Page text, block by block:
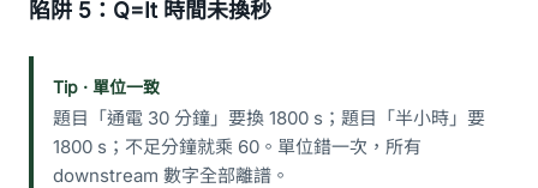
陷阱 5：Q=It 時間未換秒
Tip · 單位一致
題目「通電 30 分鐘」要換 1800 s；題目「半小時」要
1800 s；不足分鐘就乘 60。單位錯一次，所有
downstream 數字全部離譜。